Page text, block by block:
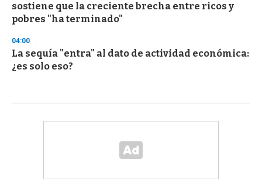
sostiene que la creciente brecha entre ricos y
pobres "ha terminado"
04:00
La sequía "entra" al dato de actividad económica:
¿es solo eso?